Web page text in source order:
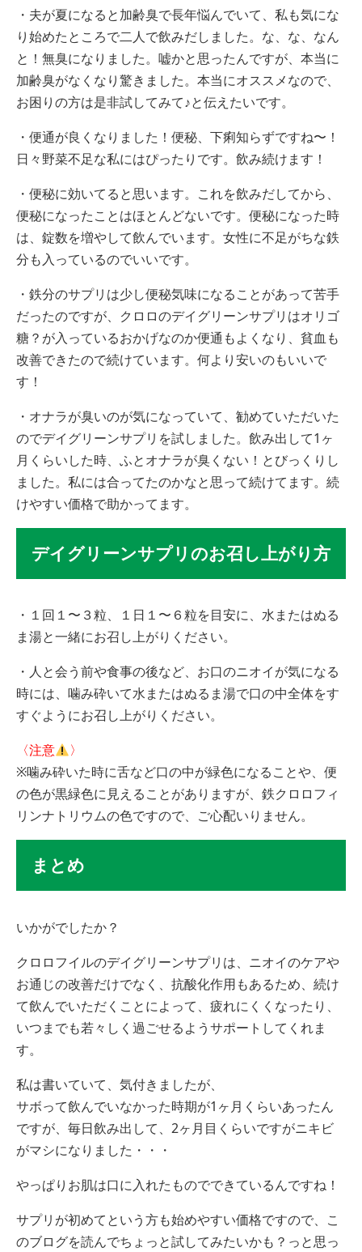
・夫が夏になると加齢臭で長年悩んでいて、私も気にな
り始めたところで二人で飲みだしました。な、な、なん
と！無臭になりました。嘘かと思ったんですが、本当に
加齢臭がなくなり驚きました。本当にオススメなので、
お困りの方は是非試してみて♪と伝えたいです。
・便通が良くなりました！便秘、下痢知らずですね〜！
日々野菜不足な私にはぴったりです。飲み続けます！
・便秘に効いてると思います。これを飲みだしてから、
便秘になったことはほとんどないです。便秘になった時
は、錠数を増やして飲んでいます。女性に不足がちな鉄
分も入っているのでいいです。
・鉄分のサプリは少し便秘気味になることがあって苦手
だったのですが、クロロのデイグリーンサプリはオリゴ
糖？が入っているおかげなのか便通もよくなり、貧血も
改善できたので続けています。何より安いのもいいで
す！
・オナラが臭いのが気になっていて、勧めていただいた
のでデイグリーンサプリを試しました。飲み出して1ヶ
月くらいした時、ふとオナラが臭くない！とびっくりし
ました。私には合ってたのかなと思って続けてます。続
けやすい価格で助かってます。
デイグリーンサプリのお召し上がり方
・１回１〜３粒、１日１〜６粒を目安に、水またはぬる
ま湯と一緒にお召し上がりください。
・人と会う前や食事の後など、お口のニオイが気になる
時には、噛み砕いて水またはぬるま湯で口の中全体をす
すぐようにお召し上がりください。
〈注意
〉
※噛み砕いた時に舌など口の中が緑色になることや、便
の色が黒緑色に見えることがありますが、鉄クロロフィ
リンナトリウムの色ですので、ご心配いりません。
まとめ
いかがでしたか？
クロロフイルのデイグリーンサプリは、ニオイのケアや
お通じの改善だけでなく、抗酸化作用もあるため、続け
て飲んでいただくことによって、疲れにくくなったり、
いつまでも若々しく過ごせるようサポートしてくれま
す。
私は書いていて、気付きましたが、
サボって飲んでいなかった時期が1ヶ月くらいあったん
ですが、毎日飲み出して、2ヶ月目くらいですがニキビ
がマシになりました・・・
やっぱりお肌は口に入れたものでできているんですね！
サプリが初めてという方も始めやすい価格ですので、こ
のブログを読んでちょっと試してみたいかも？っと思っ